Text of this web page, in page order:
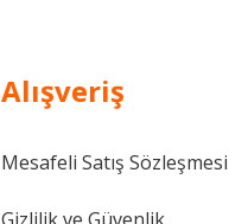
Alışveriş
Mesafeli Satış Sözleşmesi